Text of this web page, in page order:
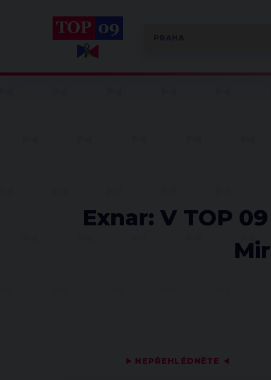
Exnar: V TOP
▶ NEPŘEHLÉDNĚTE ◀